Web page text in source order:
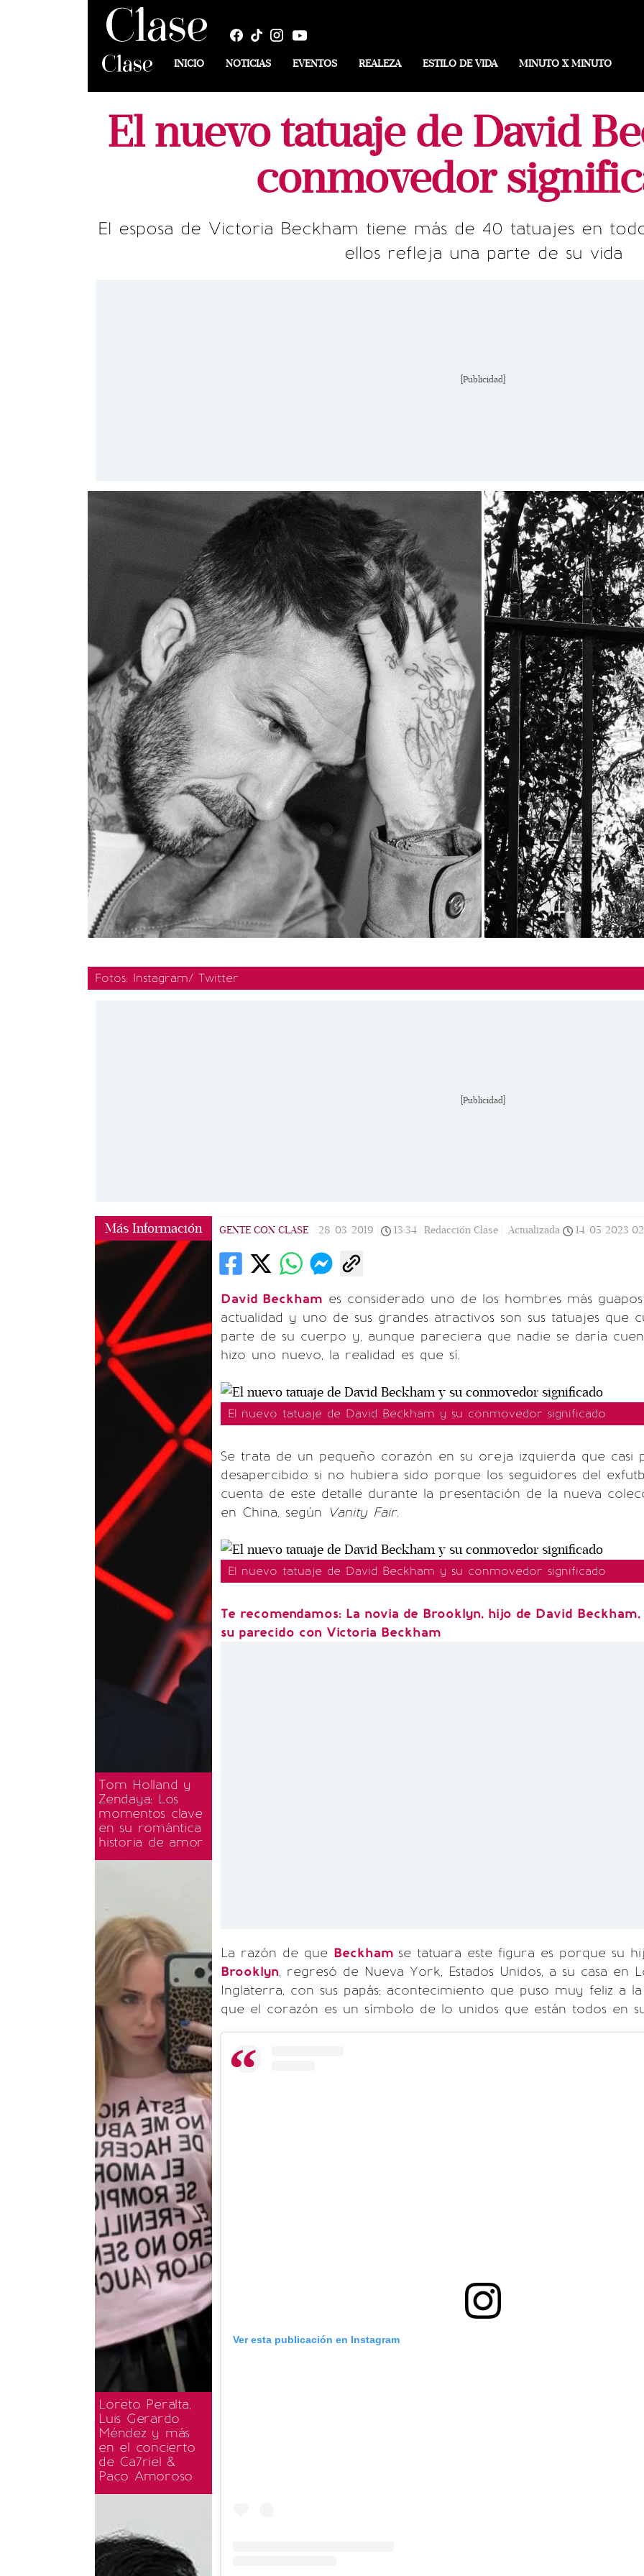
INICIO NOTICIAS EVENTOS REALEZA ESTILO DE VIDA MINUTO X MINUTO
El nuevo tatuaje de David
conmovedor
El esposa de Victoria Beckham tiene más de 40 tatuajes en
ellos refleja una parte de su vida
[Publicidad]
Fotos: Instagram/ Twitter
[Publicidad]
Más Información
Tom Holland y
Zendaya: Los
momentos clave
en su romántica
historia de amor
Loreto Peralta,
Luis Gerardo
Méndez y más
en el concierto
de Ca7riel &
Paco Amoroso
GENTE CON CLASE 28/03/2019 13:34 Redacción Clase | Actualizada 14/05/2023
David Beckham es considerado uno de los hombres más
actualidad y uno de sus grandes atractivos son sus tatuajes que
parte de su cuerpo y, aunque pareciera que nadie se daría
hizo uno nuevo, la realidad es que sí.
El nuevo tatuaje de David Beckham y su conmovedor significado
Se trata de un pequeño corazón en su oreja izquierda que casi
desapercibido si no hubiera sido porque los seguidores del
cuenta de este detalle durante la presentación de la nueva
en China, según Vanity Fair.
El nuevo tatuaje de David Beckham y su conmovedor significado
Te recomendamos: La novia de Brooklyn, hijo de David
su parecido con Victoria Beckham
La razón de que Beckham se tatuara este figura es porque su
Brooklyn, regresó de Nueva York, Estados Unidos, a su casa en
Inglaterra, con sus papás; acontecimiento que puso muy feliz a
que el corazón es un símbolo de lo unidos que están todos en
Ver esta publicación en Instagram